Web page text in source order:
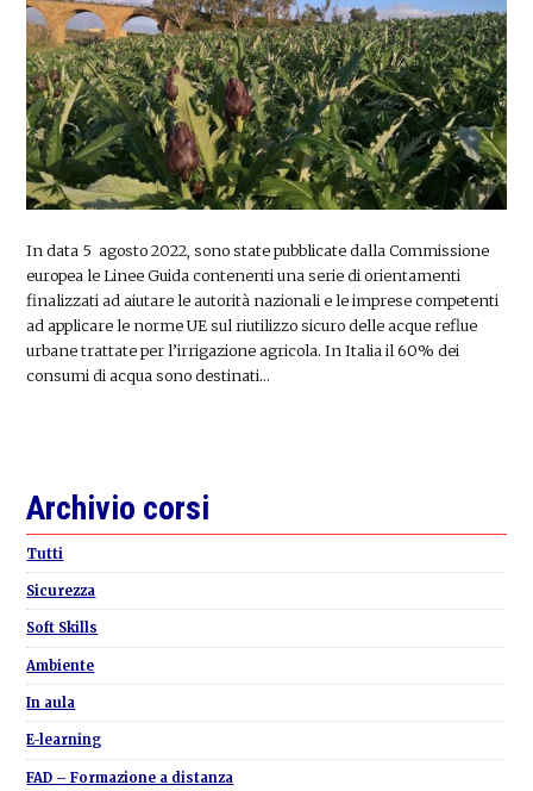
In data 5 agosto 2022, sono state pubblicate dalla Commissione
europea le Linee Guida contenenti una serie di orientamenti
finalizzati ad aiutare le autorità nazionali e le imprese competenti
ad applicare le norme UE sul riutilizzo sicuro delle acque reflue
urbane trattate per l’irrigazione agricola. In Italia il 60% dei
consumi di acqua sono destinati…
Primary
Sidebar
Archivio corsi
Tutti
Sicurezza
Soft Skills
Ambiente
In aula
E-learning
FAD – Formazione a distanza